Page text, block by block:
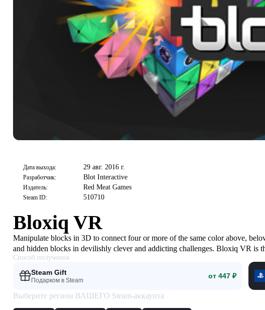
Дата выхода: 29 авг. 2016 г.
Разработчик: Blot Interactive
Издатель: Red Meat Games
Steam ID: 510710
Bloxiq VR
Manipulate blocks in 3D to connect four or more of the same color above,
and hidden blocks in devilishly clever and addicting challenges. Bloxiq VR is
stumped!
Способ получения
Steam Gift
Подарком в Steam
от 447 ₽
Выберите регион ВАШЕГО Steam-аккаунта